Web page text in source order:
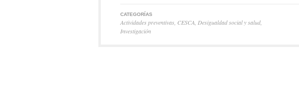
CATEGORÍAS
Actividades preventivas CESCA Desigualdad social y salud
Investigación